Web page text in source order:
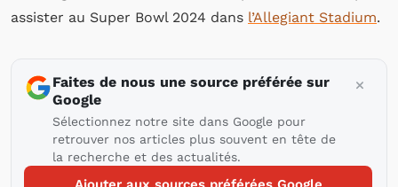
assister au Super Bowl 2024 dans l’Allegiant Stadium.
Faites de nous une source préférée sur
Google
Sélectionnez notre site dans Google pour
retrouver nos articles plus souvent en tête de
la recherche et des actualités.